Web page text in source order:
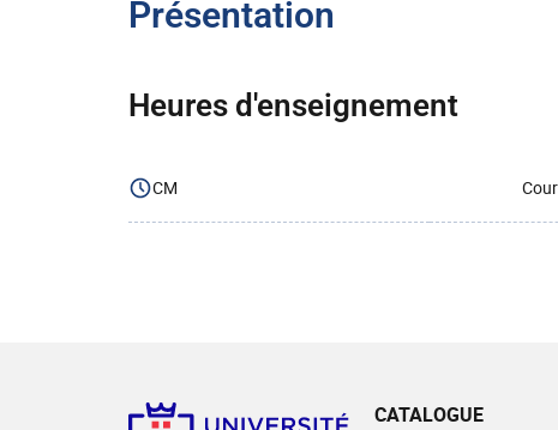
Présentation
Heures d'enseignement
CM
CATALOGUE